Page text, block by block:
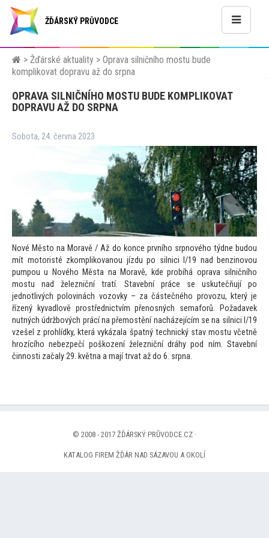
ŽĎÁRSKÝ PRŮVODCE
> Žďárské aktuality > Oprava silničního mostu bude
komplikovat dopravu až do srpna
OPRAVA SILNIČNÍHO MOSTU BUDE KOMPLIKOVAT
DOPRAVU AŽ DO SRPNA
Sobota, 24. června 2023
Nové Město na Moravě / Až do konce prvního srpnového týdne budou
mít motoristé zkomplikovanou jízdu po silnici I/19 nad benzinovou
pumpou u Nového Města na Moravě, kde probíhá oprava silničního
mostu nad železniční tratí. Stavební práce se uskutečňují po
jednotlivých polovinách vozovky – za částečného provozu, který je
řízený kyvadlově prostřednictvím přenosných semaforů. Požadavek
nutných údržbových prácí na přemostění nacházejícím se na silnici I/19
vzešel z prohlídky, která vykázala špatný technický stav mostu včetně
hrozícího nebezpečí poškození železniční dráhy pod ním. Stavební
činnosti začaly 29. května a mají trvat až do 6. srpna.
© 2008 - 2017 ŽĎÁRSKÝ PRŮVODCE.CZ ·
KATALOG FIREM ŽĎÁR NAD SÁZAVOU A OKOLÍ